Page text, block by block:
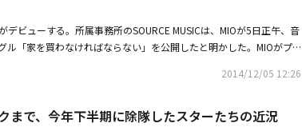
チャリティー活動を応援する。CNBLUEも「子供たちの為のGFSCチ
沢山の方の力になれることは光栄ですし、ファンの皆さんと一緒に
も嬉しいです」と温かいコメントを残している。また、日本初上陸
ペシャルなステージを準備していくので、期待して！」と、本公演
＆図書館 復旧支援キャンペーン『SHOW CHAMPION』Special KMF2
にてチェック！【イベント概要】公演名：日韓国交正常化50周年記
」でデビューし、「愛を失って私は歌う」「心臓がない」「Good
人なんていない」「その唇を塞いでみる」などのヒット曲で熱い人
デビューする。所属事務所のSOURCE MUSICは、MIOが5日正午、音
ル「家を買わなければならない」を公開したと明かした。MIOがプ
わなければならない」は若者たちに送る癒しのメッセージを収めた楽
2014/12/05 12:26
まで、今年下半期に除隊したスターたちの近況